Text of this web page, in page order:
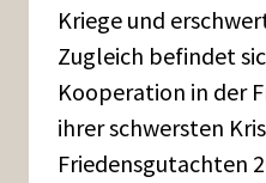
Kriege und
Zugleich befindet
Kooperation in der
ihrer schwersten
Friedensgutachten